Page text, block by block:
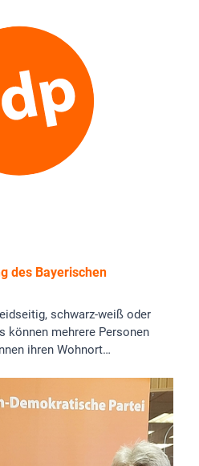
des Bayerischen
schwarz-weiß oder
können mehrere Personen
ihren Wohnort…